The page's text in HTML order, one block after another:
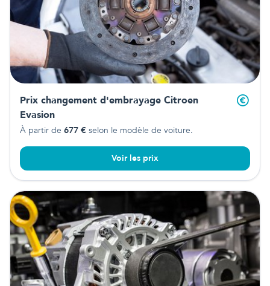
Prix changement d'embrayage Citroen
Evasion
À partir de 677 € selon le modèle de voiture.
Voir les prix